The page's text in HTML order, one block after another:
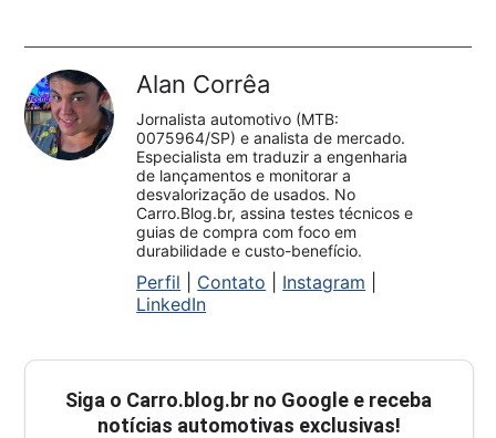
Alan Corrêa
Jornalista automotivo (MTB:
0075964/SP) e analista de mercado.
Especialista em traduzir a engenharia
de lançamentos e monitorar a
desvalorização de usados. No
Carro.Blog.br, assina testes técnicos e
guias de compra com foco em
durabilidade e custo-benefício.
Perfil Contato Instagram
LinkedIn
Siga o Carro.blog.br no Google e receba
notícias automotivas exclusivas!